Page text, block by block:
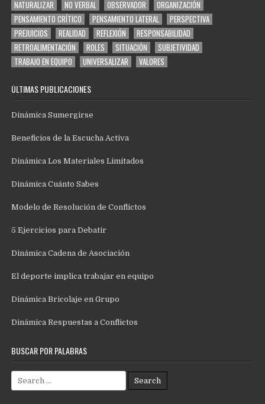
NATURALIZAR
NO VERBAL OBSERVADOR
ORGANIZACIÓN
PENSAMIENTO CRÍTICO
PENSAMIENTO LATERAL
PERSPECTIVA
PREJUICIOS
REALIDAD REFLEXIÓN
RESPONSABILIDAD
RETROALIMENTACIÓN
ROLES SITUACIÓN
SUBJETIVIDAD
TRABAJO EN EQUIPO
UNIVERSALIZAR VALORES
ÚLTIMAS PUBLICACIONES
Dinámica Sumergirse
Beneficios de la Escucha Activa
Dinámica Los Materiales Limitados
Dinámica Cuánto Sabes
Modelo de Resolución de Conflictos
5 Ejercicios para Debatir
Dinámica Cadena de Asociación
El deporte implica trabajar en equipo
Dinámica Bricolaje en Grupo
Dinámica Respuestas a Conflictos
BUSCAR POR PALABRAS
Search
for: